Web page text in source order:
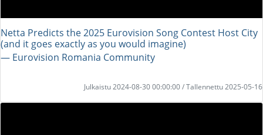
Netta Predicts the 2025 Eurovision Song Contest Host City
(and it goes exactly as you would imagine)
― Eurovision Romania Community
Julkaistu 2024-08-30 00:00:00 / Tallennettu 2025-05-16